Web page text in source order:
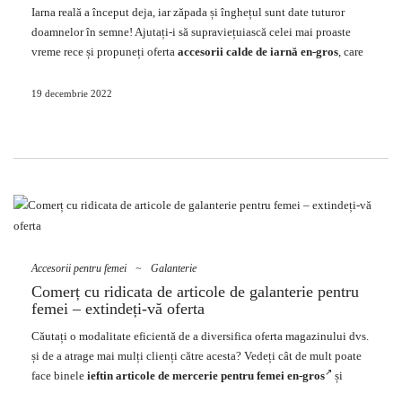
Produse Produse Produse Produse Produse Produse Produse Produse
Produse Produse Produse Produse Produse Produse Produse Produse
Produse Produse Produse Produse Produse Produse Produse Produse
Iarna reală a început deja, iar zăpada și înghețul sunt date tuturor
doamnelor în semne! Ajutați-i să supraviețuiască celei mai proaste
vreme rece și propuneți oferta accesorii calde de iarnă en-gros, care
aspect elegant.
pentru îmbrăcămintea de iarnă!
mari iubitori de accesorii de iarnă, cum ar fi pălării și eșarfe. Unele
femei pentru nimic din lume nu vor pune pe cap o pălărie, dacă numai
sunt bijuterii reale de iarnă!
În orice caz, în magazinul dvs. de îmbrăcăminte aveți nevoie cu
siguranță de acele accesorii celebre de iarnă, care sunt pălării și șaluri.
Cu siguranță va exista o gamă largă de destinatari pentru ei, așa că
încercați să pregătiți o colecție diversă și la modă pentru …
19 decembrie 2022
Accesorii pentru femei ~ Galanterie
Comerț cu ridicata de articole de galanterie pentru
femei – extindeți-vă oferta
Căutați o modalitate eficientă de a diversifica oferta magazinului dvs.
și de a atrage mai mulți clienți către acesta? Vedeți cât de mult poate
face binele ieftin articole de mercerie pentru femei en-gros
și